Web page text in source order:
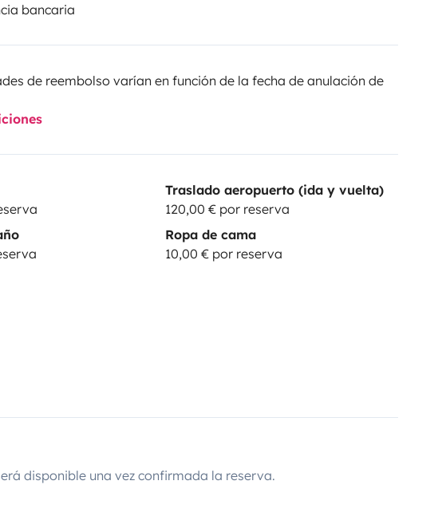
bancaria
de reembolso varían en función de la fecha de anulación de
Traslado aeropuerto (ida y vuelta)
120,00 € por reserva
Ropa de cama
10,00 € por reserva
disponible una vez confirmada la reserva.